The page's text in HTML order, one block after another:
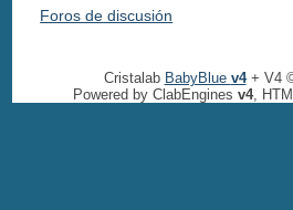
Foros de discusión
Cristalab BabyBlue v4+ V4
Powered by ClabEngines v4,